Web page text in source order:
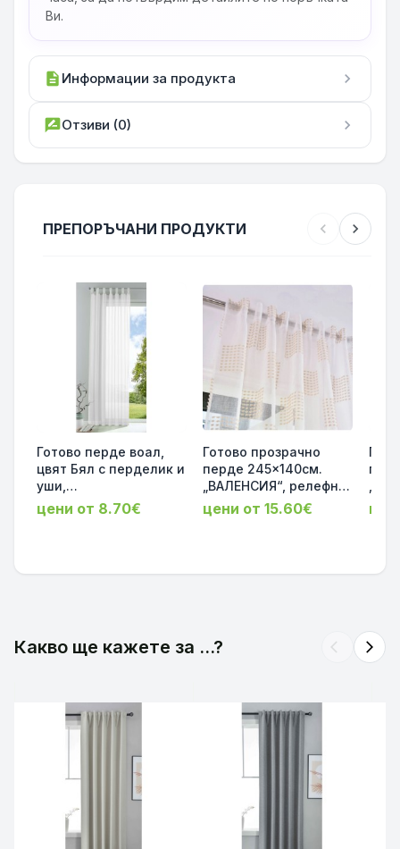
Ви.
description Информации за продукта chevron_right
rate_reviewОтзиви (0) chevron_right
ПРЕПОРЪЧАНИ ПРОДУКТИ chevron_left chevron_right
Готово перде воал,
цвят Бял с перделик и
уши,
175х140*225х140*245x
140 см. код-61175
цени от 8.70€
Готово прозрачно
перде 245x140см.
„ВАЛЕНСИЯ“, релефни
квадрати цвят таупе с
ленен ефект за релса
цени от 15.60€
Какво ще кажете за ...? arrow_back_ios arrow_forward_ios